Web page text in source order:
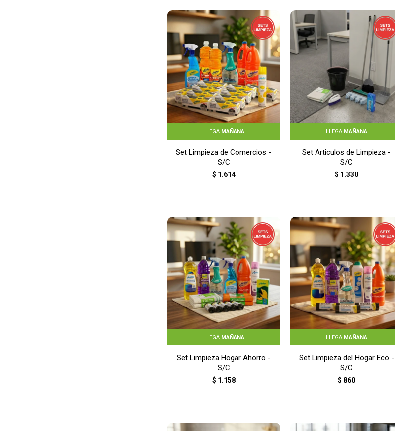
LLEGA MAÑANA
Set Limpieza de Comercios -
S/C
$ 1.614
LLEGA MAÑANA
Set Articulos de Limpieza -
S/C
$ 1.330
LLEGA MAÑANA
Set Limpieza Hogar Ahorro -
S/C
$ 1.158
LLEGA MAÑANA
Set Limpieza del Hogar Eco -
S/C
$ 860